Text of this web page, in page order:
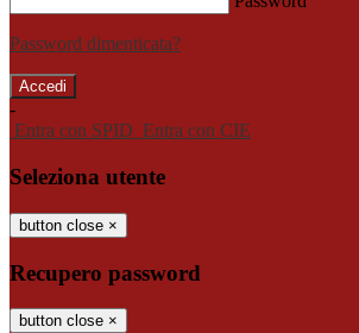
Password dimenticata?
-
Entra con SPID Entra con CIE
Seleziona utente
button close ×
Recupero password
button close ×